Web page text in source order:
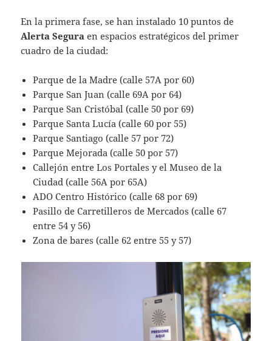
En la primera fase, se han instalado 10 puntos de
Alerta Segura en espacios estratégicos del primer
cuadro de la ciudad:
Parque de la Madre (calle 57A por 60)
Parque San Juan (calle 69A por 64)
Parque San Cristóbal (calle 50 por 69)
Parque Santa Lucía (calle 60 por 55)
Parque Santiago (calle 57 por 72)
Parque Mejorada (calle 50 por 57)
Callejón entre Los Portales y el Museo de la
Ciudad (calle 56A por 65A)
ADO Centro Histórico (calle 68 por 69)
Pasillo de Carretilleros de Mercados (calle 67
entre 54 y 56)
Zona de bares (calle 62 entre 55 y 57)